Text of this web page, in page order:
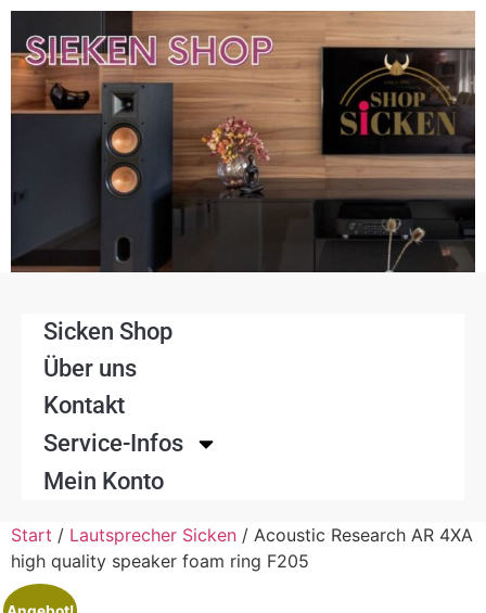
Sicken Shop
Über uns
Kontakt
Service-Infos
Mein Konto
Start / Lautsprecher Sicken / Acoustic Research AR 4XA
high quality speaker foam ring F205